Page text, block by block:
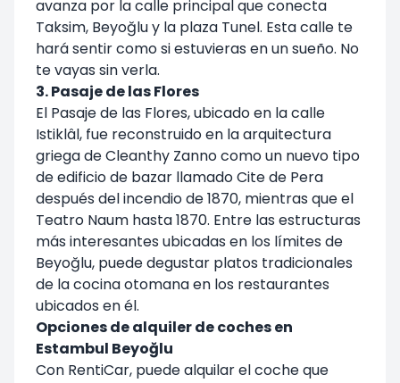
avanza por la calle principal que conecta
Taksim, Beyoğlu y la plaza Tunel. Esta calle te
hará sentir como si estuvieras en un sueño. No
te vayas sin verla.
3. Pasaje de las Flores
El Pasaje de las Flores, ubicado en la calle
Istiklâl, fue reconstruido en la arquitectura
griega de Cleanthy Zanno como un nuevo tipo
de edificio de bazar llamado Cite de Pera
después del incendio de 1870, mientras que el
Teatro Naum hasta 1870. Entre las estructuras
más interesantes ubicadas en los límites de
Beyoğlu, puede degustar platos tradicionales
de la cocina otomana en los restaurantes
ubicados en él.
Opciones de alquiler de coches en
Estambul Beyoğlu
Con RentiCar, puede alquilar el coche que